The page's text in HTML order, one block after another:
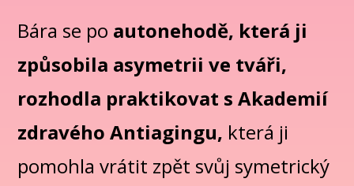
Bára se po autonehodě, která ji
způsobila asymetrii ve tváři,
rozhodla praktikovat s Akademií
zdravého Antiagingu, která ji
pomohla vrátit zpět svůj symetrický